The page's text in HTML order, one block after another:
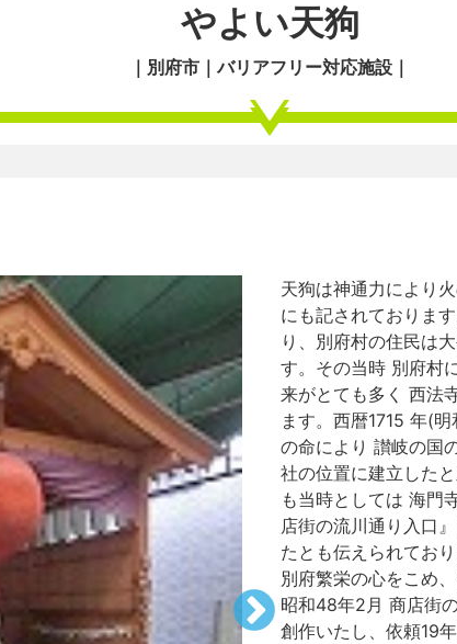
やよい天狗
｜別府市｜バリアフリー対応施設｜
天狗は神通力により
にも記されておりま
り、別府村の住民は
す。その当時 別府村
来がとても多く 西法
ます。西暦1715 年(
の命により 讃岐の国
社の位置に建立した
も当時としては 海門
店街の流川通り入口
たとも伝えられてお
別府繁栄の心をこめ
昭和48年2月 商店街
創作いたし、依頼19